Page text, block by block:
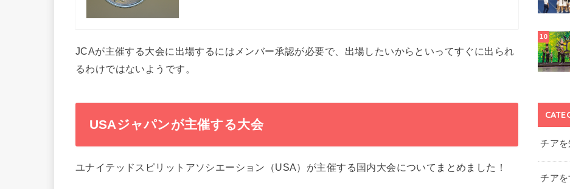
JCAが主催する大会に出場するにはメンバー承認が必要で、出場したいからといってすぐに出られ
るわけではないようです。
USAジャパンが主催する大会
ユナイテッドスピリットアソシエーション（USA）が主催する国内大会についてまとめました！
チアを
チアを